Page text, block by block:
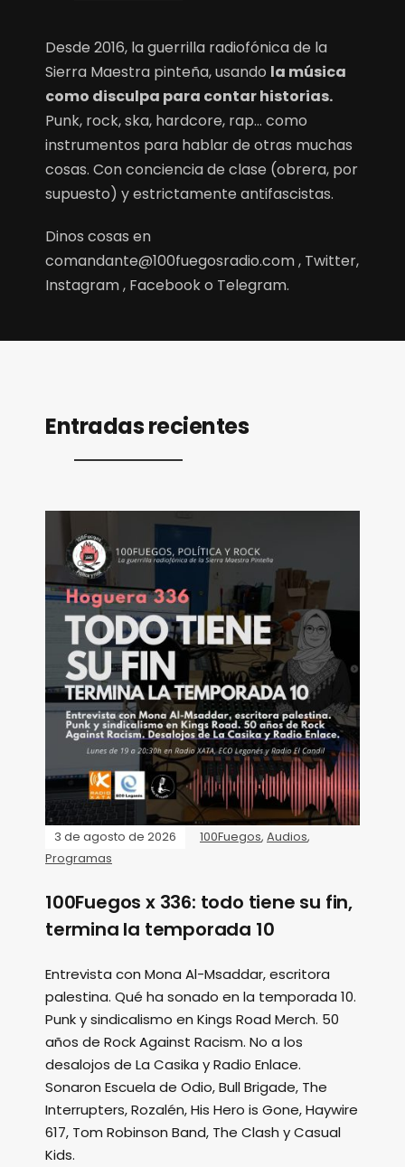
Desde 2016, la guerrilla radiofónica de la
Sierra Maestra pinteña, usando la música
como disculpa para contar historias.
Punk, rock, ska, hardcore, rap… como
instrumentos para hablar de otras muchas
cosas. Con conciencia de clase (obrera, por
supuesto) y estrictamente antifascistas.
Dinos cosas en
comandante@100fuegosradio.com, Twitter,
Instagram, Facebooko Telegram.
Entradas recientes
3 de agosto de 2026 100Fuegos, Audios,
Programas
100Fuegos x 336: todo tiene su fin,
termina la temporada 10
Entrevista con Mona Al-Msaddar, escritora
palestina. Qué ha sonado en la temporada 10.
Punk y sindicalismo en Kings Road Merch. 50
años de Rock Against Racism. No a los
desalojos de La Casika y Radio Enlace.
Sonaron Escuela de Odio, Bull Brigade, The
Interrupters, Rozalén, His Hero is Gone, Haywire
617, Tom Robinson Band, The Clash y Casual
Kids.